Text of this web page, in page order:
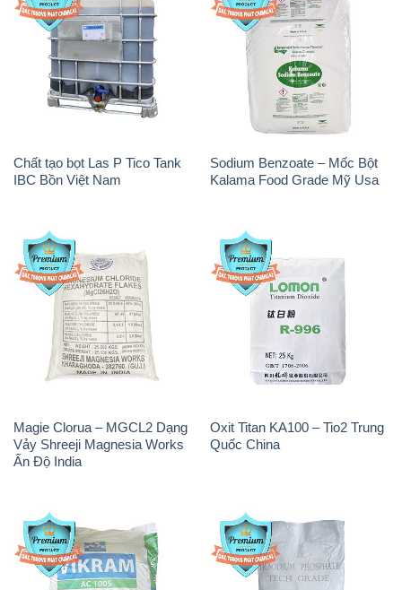
Chất tạo bọt Las P Tico Tank
IBC Bồn Việt Nam
Sodium Benzoate – Mốc Bột
Kalama Food Grade Mỹ Usa
Magie Clorua – MGCL2 Dạng
Vảy Shreeji Magnesia Works
Ấn Độ India
Oxit Titan KA100 – Tio2 Trung